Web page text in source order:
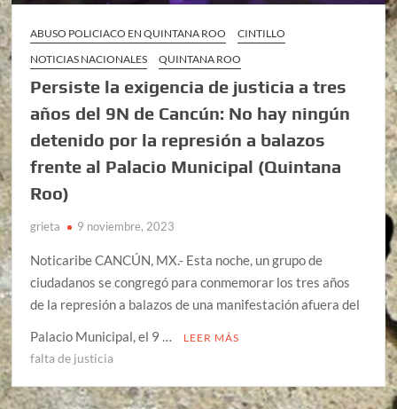
ABUSO POLICIACO EN QUINTANA ROO
CINTILLO
NOTICIAS NACIONALES
QUINTANA ROO
Persiste la exigencia de justicia a tres
años del 9N de Cancún: No hay ningún
detenido por la represión a balazos
frente al Palacio Municipal (Quintana
Roo)
grieta 9 noviembre, 2023
Noticaribe CANCÚN, MX.- Esta noche, un grupo de
ciudadanos se congregó para conmemorar los tres años
de la represión a balazos de una manifestación afuera del
Palacio Municipal, el 9 …
LEER MÁS
falta de justicia